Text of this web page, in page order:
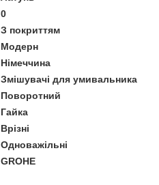
0
З покриттям
Модерн
Німеччина
Змішувачі для умивальника
Поворотний
Гайка
Врізні
Одноважільні
GROHE